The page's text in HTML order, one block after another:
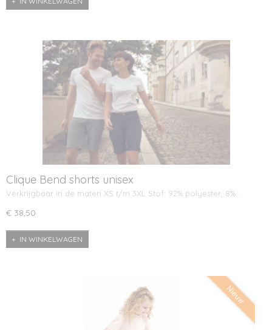
Clique Bend shorts unisex
Verkrijgbaar in de maten XS t/m 3XL Stof: 92% polyester, 8%…
€ 38,50
IN WINKELWAGEN
Nieuw